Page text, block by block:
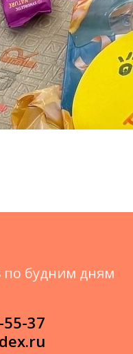
по будним дням
55-37